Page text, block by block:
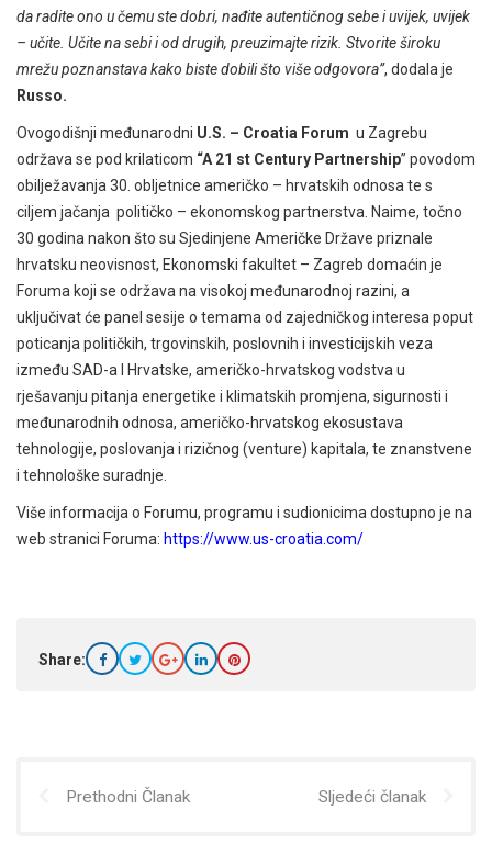
da radite ono u čemu ste dobri, nađite autentičnog sebe i uvijek, uvijek
– učite. Učite na sebi i od drugih, preuzimajte rizik. Stvorite široku
mrežu poznanstava kako biste dobili što više odgovora”, dodala je
Russo.
Ovogodišnji međunarodni U.S. – Croatia Forum u Zagrebu
održava se pod krilaticom “A 21 st Century Partnership” povodom
obilježavanja 30. obljetnice američko – hrvatskih odnosa te s
ciljem jačanja političko – ekonomskog partnerstva. Naime, točno
30 godina nakon što su Sjedinjene Američke Države priznale
hrvatsku neovisnost, Ekonomski fakultet – Zagreb domaćin je
Foruma koji se održava na visokoj međunarodnoj razini, a
uključivat će panel sesije o temama od zajedničkog interesa poput
poticanja političkih, trgovinskih, poslovnih i investicijskih veza
između SAD-a I Hrvatske, američko-hrvatskog vodstva u
rješavanju pitanja energetike i klimatskih promjena, sigurnosti i
međunarodnih odnosa, američko-hrvatskog ekosustava
tehnologije, poslovanja i rizičnog (venture) kapitala, te znanstvene
i tehnološke suradnje.
Više informacija o Forumu, programu i sudionicima dostupno je na
web stranici Foruma: https://www.us-croatia.com/
Share:
Prethodni Članak Sljedeći članak